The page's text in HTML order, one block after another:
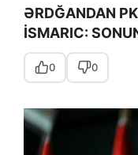
ƏRDĞANDAN
İSMARIC:
0 0